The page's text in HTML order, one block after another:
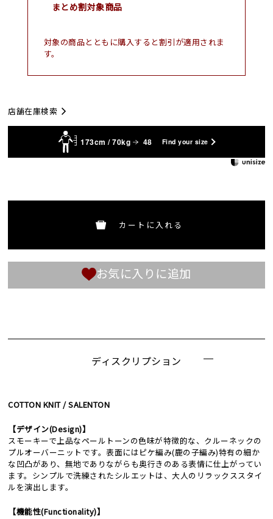
まとめ割対象商品
対象の商品とともに購入すると割引が適用されま
す。
店舗在庫検索
173cm / 70kg 48 Find your size
カートに入れる
お気に入りに追加
ディスクリプション
COTTON KNIT / SALENTON
【デザイン(Design)】
スモーキーで上品なペールトーンの色味が特徴的な、クルーネックの
プルオーバーニットです。表面にはピケ編み(鹿の子編み)特有の細か
な凹凸があり、無地でありながらも奥行きのある表情に仕上がってい
ます。シンプルで洗練されたシルエットは、大人のリラックススタイ
ルを演出します。
【機能性(Functionality)】